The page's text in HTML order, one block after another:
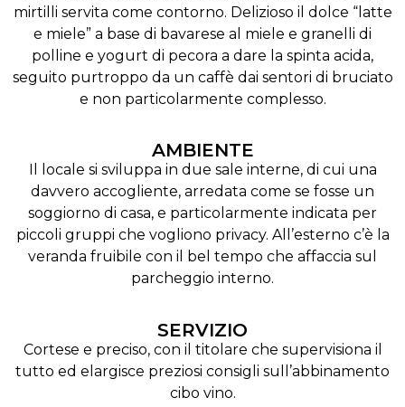
mirtilli servita come contorno. Delizioso il dolce “latte
e miele” a base di bavarese al miele e granelli di
polline e yogurt di pecora a dare la spinta acida,
seguito purtroppo da un caffè dai sentori di bruciato
e non particolarmente complesso.
AMBIENTE
Il locale si sviluppa in due sale interne, di cui una
davvero accogliente, arredata come se fosse un
soggiorno di casa, e particolarmente indicata per
piccoli gruppi che vogliono privacy. All’esterno c’è la
veranda fruibile con il bel tempo che affaccia sul
parcheggio interno.
SERVIZIO
Cortese e preciso, con il titolare che supervisiona il
tutto ed elargisce preziosi consigli sull’abbinamento
cibo vino.